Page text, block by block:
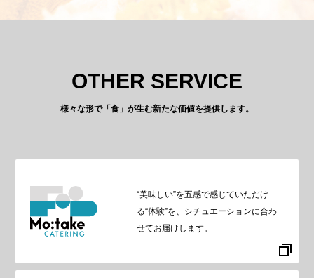
OTHER SERVICE
様々な形で「食」が生む新たな価値を提供します。
“美味しい”を五感で感じていただけ
る“体験”を、シチュエーションに合わ
せてお届けします。